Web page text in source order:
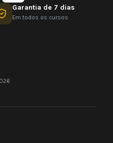
Garantia de 7 dias
Em todos os cursos